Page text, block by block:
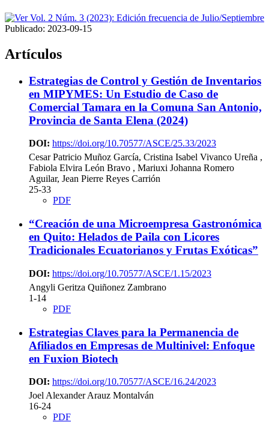
Publicado: 2023-09-15
Artículos
Estrategias de Control y Gestión de Inventarios
en MIPYMES: Un Estudio de Caso de
Comercial Tamara en la Comuna San Antonio,
Provincia de Santa Elena (2024)
DOI: https://doi.org/10.70577/ASCE/25.33/2023
Cesar Patricio Muñoz García, Cristina Isabel Vivanco Ureña ,
Fabiola Elvira León Bravo , Mariuxi Johanna Romero
Aguilar, Jean Pierre Reyes Carrión
25-33
PDF
“Creación de una Microempresa Gastronómica
en Quito: Helados de Paila con Licores
Tradicionales Ecuatorianos y Frutas Exóticas”
DOI: https://doi.org/10.70577/ASCE/1.15/2023
Angyli Geritza Quiñonez Zambrano
1-14
PDF
Estrategias Claves para la Permanencia de
Afiliados en Empresas de Multinivel: Enfoque
en Fuxion Biotech
DOI: https://doi.org/10.70577/ASCE/16.24/2023
Joel Alexander Arauz Montalván
16-24
PDF